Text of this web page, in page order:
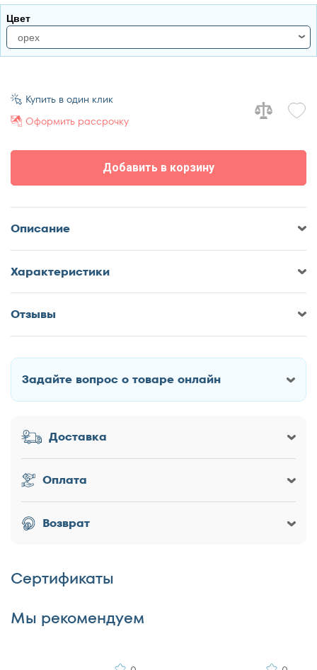
160x200
Цвет
орех
орех
Добавить в корзину
Купить в один клик
Оформить рассрочку
Описание
Характеристики
Отзывы
Оставить отзыв о Кровать Браво
Как Вас зовут?
Заголовок
Оценка товара
Достоинства
Задайте вопрос о товаре онлайн
Доставка
Оплата
Возврат
Сертификаты
Мы рекомендуем